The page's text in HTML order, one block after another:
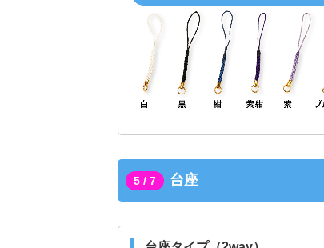
5 / 7 台座